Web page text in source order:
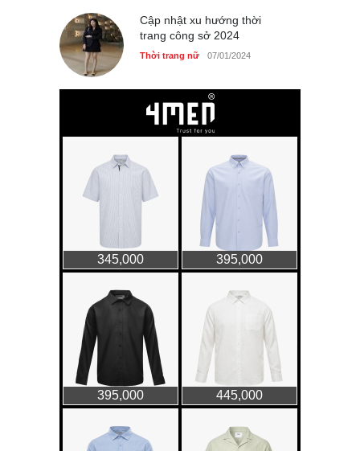
Cập nhật xu hướng thời
trang công sở 2024
Thời trang nữ 07/01/2024